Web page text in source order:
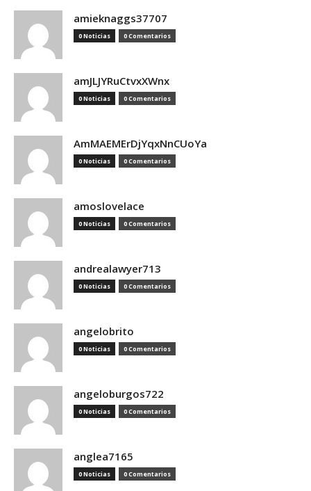
amieknaggs37707
0 Noticias 0 Comentarios
amJLJYRuCtvxXWnx
0 Noticias 0 Comentarios
AmMAEMErDjYqxNnCUoYa
0 Noticias 0 Comentarios
amoslovelace
0 Noticias 0 Comentarios
andrealawyer713
0 Noticias 0 Comentarios
angelobrito
0 Noticias 0 Comentarios
angeloburgos722
0 Noticias 0 Comentarios
anglea7165
0 Noticias 0 Comentarios